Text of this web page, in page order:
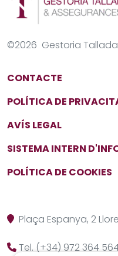
©2026 Gestoria Tallada
CONTACTE
POLÍTICA DE
AVÍS LEGAL
SISTEMA INTERN
POLÍTICA DE COOKIES
Plaça Espanya, 2
Tel. (+34) 972 364